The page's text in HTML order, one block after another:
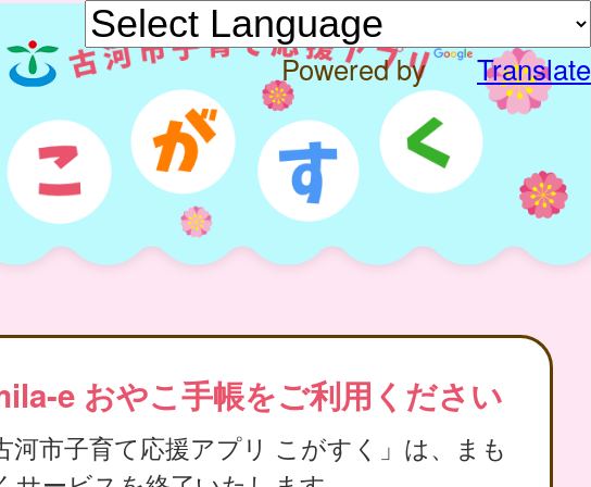
Powered by Translate
e おやこ手帳をご利用ください
河市子育て応援アプリ こがすく」は、まも